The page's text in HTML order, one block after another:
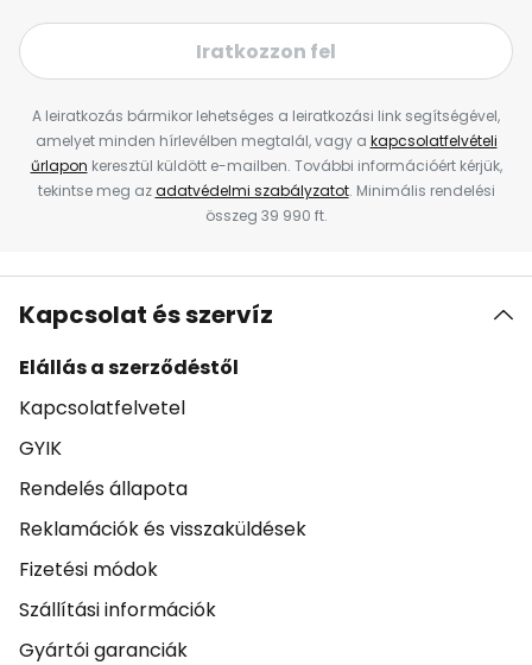
Iratkozzon fel
A leiratkozás bármikor lehetséges a leiratkozási link segítségével,
amelyet minden hírlevélben megtalál, vagy a kapcsolatfelvételi
űrlapon keresztül küldött e-mailben. További információért kérjük,
tekintse meg azadatvédelmi szabályzatot. Minimális rendelési
összeg 39 990 ft.
Kapcsolat és szervíz
Elállás a szerződéstől
Kapcsolatfelvetel
GYIK
Rendelés állapota
Reklamációk és visszaküldések
Fizetési módok
Szállítási információk
Gyártói garanciák